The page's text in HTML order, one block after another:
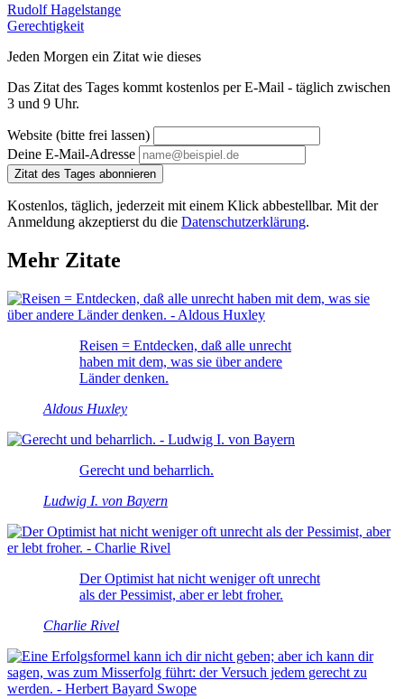
Rudolf Hagelstange
Gerechtigkeit
Jeden Morgen ein Zitat wie dieses
Das Zitat des Tages kommt kostenlos per E-Mail - täglich zwischen
3 und 9 Uhr.
Website (bitte frei lassen)
Deine E-Mail-Adresse
Zitat des Tages abonnieren
Kostenlos, täglich, jederzeit mit einem Klick abbestellbar. Mit der
Anmeldung akzeptierst du die Datenschutzerklärung.
Mehr Zitate
Reisen = Entdecken, daß alle unrecht
haben mit dem, was sie über andere
Länder denken.
Aldous Huxley
Gerecht und beharrlich.
Ludwig I. von Bayern
Der Optimist hat nicht weniger oft unrecht
als der Pessimist, aber er lebt froher.
Charlie Rivel